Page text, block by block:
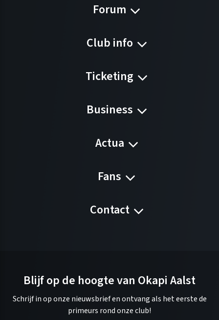
Forum
Club info
Ticketing
Business
Actua
Fans
Contact
Blijf op de hoogte van Okapi Aalst
Schrijf in op onze nieuwsbrief en ontvang als het eerste de
primeurs rond onze club!